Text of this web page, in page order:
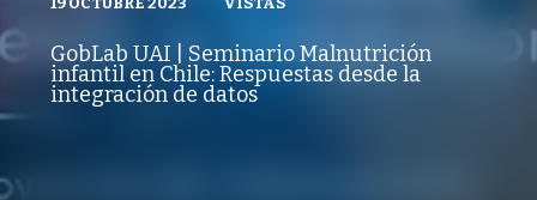
REPRODUCCIONES
VISTAS
GobLab UAI | Seminario Malnutrición
infantil en Chile: Respuestas desde la
integración de datos
VISTAS